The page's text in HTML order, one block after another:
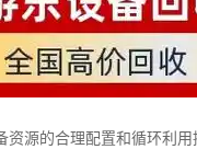
源的合理配置和循环利用